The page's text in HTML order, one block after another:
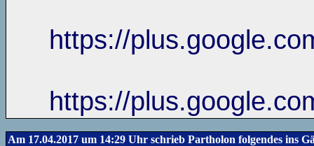
https://
https://
Am 17.04.2017 um 14:29 Uhr schrieb Partholon folgendes ins